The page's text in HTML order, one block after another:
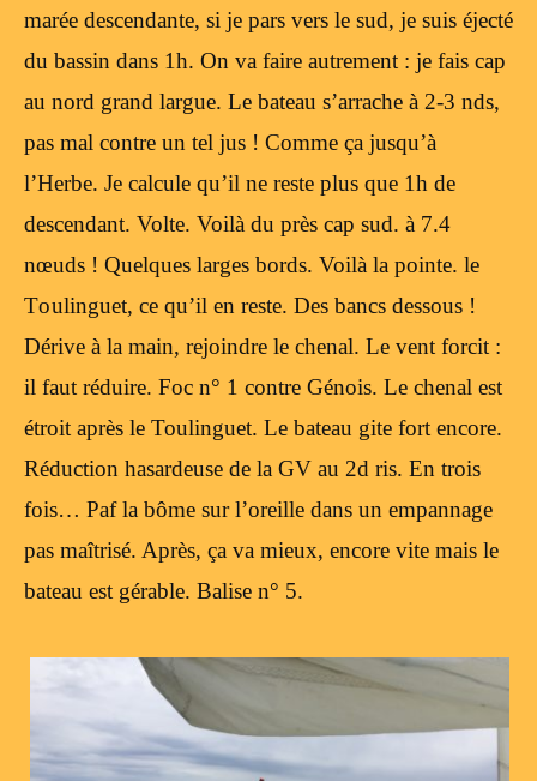
marée descendante, si je pars vers le sud, je suis éjecté
du bassin dans 1h. On va faire autrement : je fais cap
au nord grand largue. Le bateau s’arrache à 2-3 nds,
pas mal contre un tel jus ! Comme ça jusqu’à
l’Herbe. Je calcule qu’il ne reste plus que 1h de
descendant. Volte. Voilà du près cap sud. à 7.4
nœuds ! Quelques larges bords. Voilà la pointe. le
Toulinguet, ce qu’il en reste. Des bancs dessous !
Dérive à la main, rejoindre le chenal. Le vent forcit :
il faut réduire. Foc n° 1 contre Génois. Le chenal est
étroit après le Toulinguet. Le bateau gite fort encore.
Réduction hasardeuse de la GV au 2d ris. En trois
fois… Paf la bôme sur l’oreille dans un empannage
pas maîtrisé. Après, ça va mieux, encore vite mais le
bateau est gérable. Balise n° 5.